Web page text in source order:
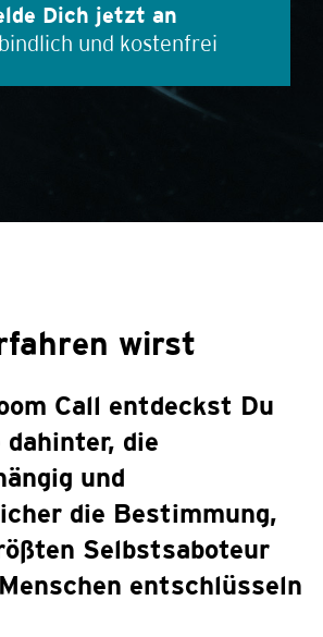
Dich jetzt an
und kostenfrei
wirst
Call entdeckst Du
dahinter, die
und
die Bestimmung,
Selbstsaboteur
entschlüsseln